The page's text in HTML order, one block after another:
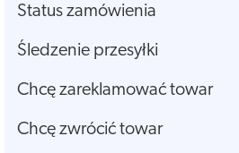
Status zamówienia
Śledzenie przesyłki
Chcę zareklamować towar
Chcę zwrócić towar